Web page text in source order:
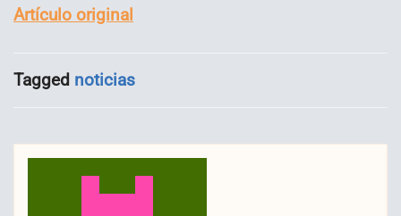
Artículo original
Tagged noticias